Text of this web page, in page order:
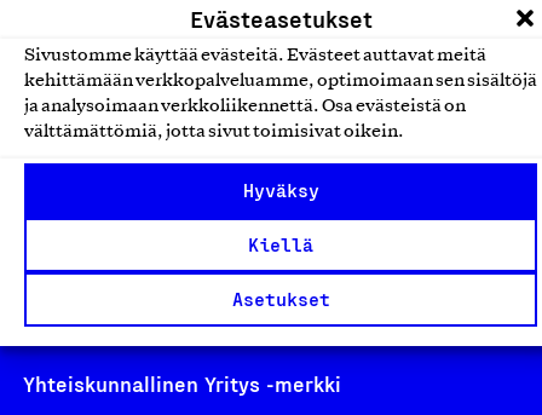
Evästeasetukset
Sivustomme käyttää evästeitä. Evästeet auttavat meitä
kehittämään verkkopalveluamme, optimoimaan sen sisältöjä
ja analysoimaan verkkoliikennettä. Osa evästeistä on
välttämättömiä, jotta sivut toimisivat oikein.
Hyväksy
Kiellä
Asetukset
Avainlippu
Yhteiskunnallinen Yritys -merkki